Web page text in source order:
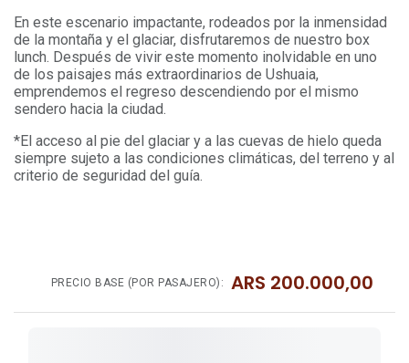
En este escenario impactante, rodeados por la inmensidad
de la montaña y el glaciar, disfrutaremos de nuestro box
lunch. Después de vivir este momento inolvidable en uno
de los paisajes más extraordinarios de Ushuaia,
emprendemos el regreso descendiendo por el mismo
sendero hacia la ciudad.
*El acceso al pie del glaciar y a las cuevas de hielo queda
siempre sujeto a las condiciones climáticas, del terreno y al
criterio de seguridad del guía.
PRECIO BASE (POR PASAJERO): ARS 200.000,00